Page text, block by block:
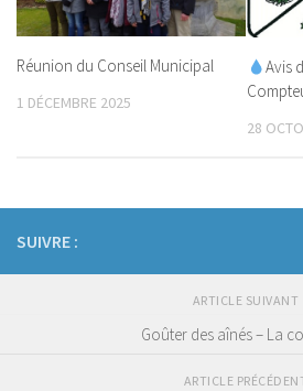
Réunion du Conseil Municipal
1 DÉCEMBRE 2025
Avis
28
SUIVRE :
ARTICLE SUIVANT
Goûter des aînés – La
ARTICLE